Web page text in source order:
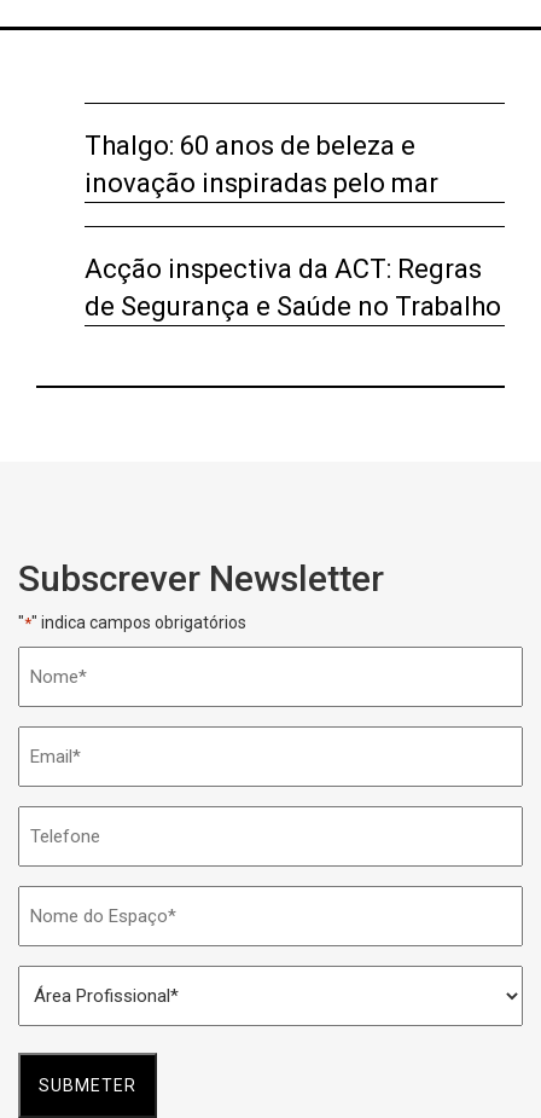
Thalgo: 60 anos de beleza e
inovação inspiradas pelo mar
Acção inspectiva da ACT: Regras
de Segurança e Saúde no Trabalho
Subscrever Newsletter
"*" indica campos obrigatórios
do
Espaço
Profissional
*